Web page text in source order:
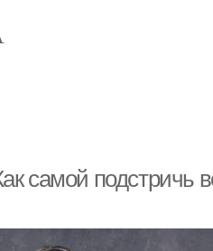
самой подстричь